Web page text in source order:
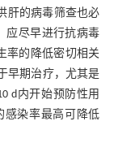
肝的病毒筛查也必
应尽早进行抗病毒
率的降低密切相关
早期治疗，尤其是
d内开始预防性用
感染率最高可降低